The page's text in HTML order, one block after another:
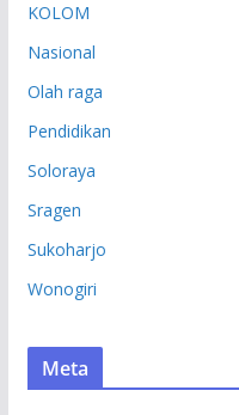
KOLOM
Nasional
Olah raga
Pendidikan
Soloraya
Sragen
Sukoharjo
Wonogiri
Meta